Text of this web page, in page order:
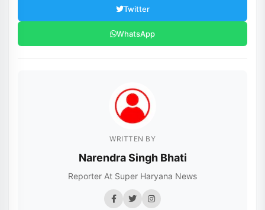
Twitter
WhatsApp
WRITTEN BY
Narendra Singh Bhati
Reporter At Super Haryana News